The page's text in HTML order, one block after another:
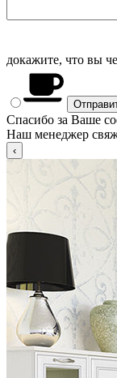
докажите, что вы
Спасибо за Ваше
Наш менеджер